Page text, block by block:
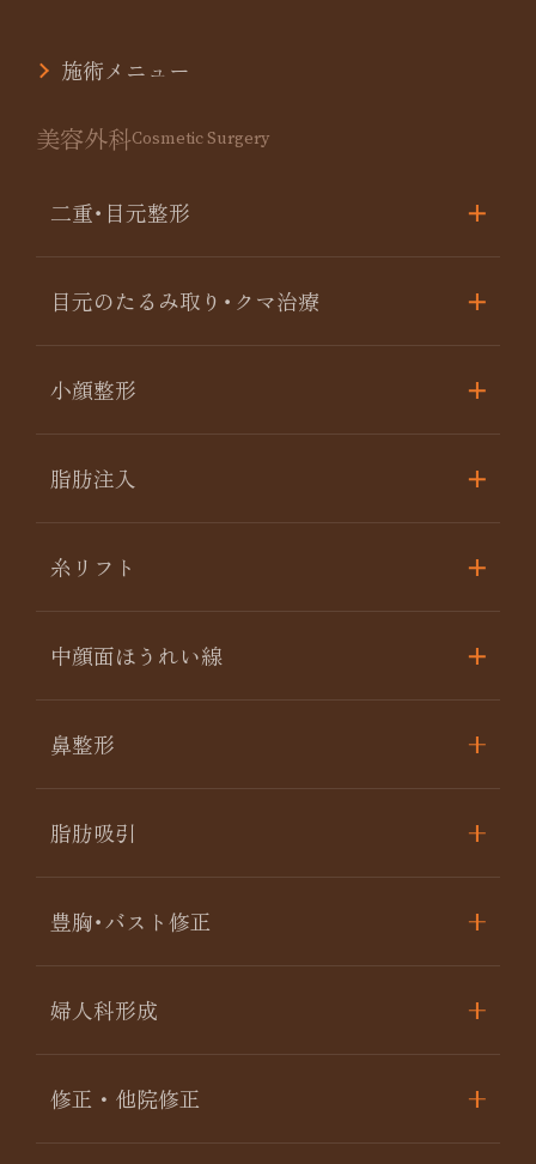
施術メニュー
美容外科Cosmetic Surgery
二重･目元整形
目元のたるみ取り･クマ治療
小顔整形
脂肪注入
糸リフト
中顔面ほうれい線
鼻整形
脂肪吸引
豊胸･バスト修正
婦人科形成
修正・他院修正